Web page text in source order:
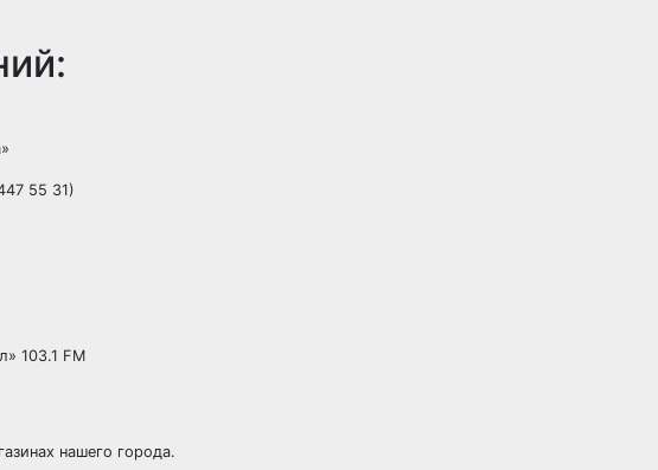
55 31)
103.1 FM
нашего города.